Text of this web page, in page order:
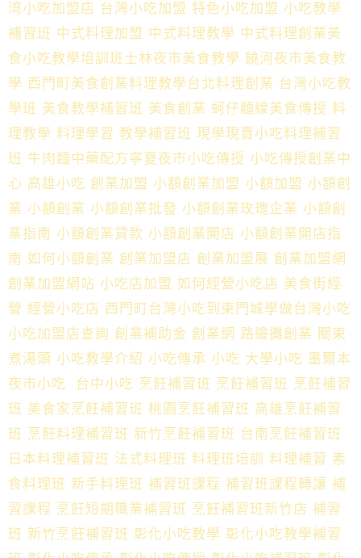
湾小吃加盟店 台灣小吃加盟 特色小吃加盟 小吃教學
補習班 中式料理加盟 中式料理教學 中式料理創業美
食小吃教學培訓班士林夜市美食教學 饒河夜市美食教
學 西門町美食創業料理教學台北料理創業 台灣小吃教
學班 美食教學補習班 美食創業 蚵仔麵線美食傳授 料
理教學 料理學習 教學補習班 現學現賣小吃料理補習
班 牛肉麵中藥配方​寧夏夜市小吃傳授 小吃傳授創業中
心 高雄小吃 創業加盟 小額創業加盟 小額加盟 小額創
業 小額創業 小額創業批發 小額創業玫瑰企業 小額創
業指南 小額創業貸款 小額創業開店 小額創業開店指
南 如何小額創業 創業加盟店 創業加盟展 創業加盟網
創業加盟網站 小吃店加盟 如何經營小吃店 美食街經
營 經營小吃店 西門町台灣小吃到東門城學做台灣小吃
小吃加盟店查詢 創業補助金 創業網 路邊攤創業 關東
煮湯頭 小吃教學介紹 小吃傳承 小吃 大學小吃 墨爾本
夜市小吃 台中小吃 烹飪補習班 烹飪補習班 烹飪補習
班 美食家烹飪補習班 桃園烹飪補習班 高雄烹飪補習
班 烹飪料理補習班 新竹烹飪補習班 台南烹飪補習班
日本料理補習班 法式料理班 料理班培訓 料理補習 素
食料理班 新手料理班 補習班課程 補習班課程轉讓 補
習課程 烹飪短期職業補習班 烹飪補習班新竹店 補習
班 新竹烹飪補習班 彰化小吃教學 彰化小吃教學補習